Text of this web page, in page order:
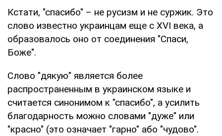
Кстати, "спасибо" – не русизм и не суржик. Это
слово известно украинцам еще с XVI века, а
образовалось оно от соединения "Спаси,
Боже".
Слово "дякую" является более
распространенным в украинском языке и
считается синонимом к "спасибо", а усилить
благодарность можно словами "дуже" или
"красно" (это означает "гарно" або "чудово".